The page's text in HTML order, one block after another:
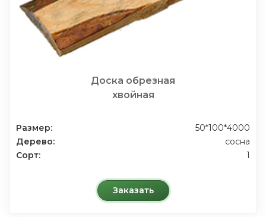
Доска обрезная
хвойная
Размер:
50*100*4000
Дерево:
сосна
Сорт:
1
Заказать